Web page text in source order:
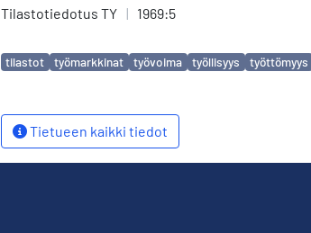
Tilastotiedotus TY | 1969:5
Avainsanat
tilastot työmarkkinat työvoima työllisyys työttömyys
Tietueen kaikki tiedot